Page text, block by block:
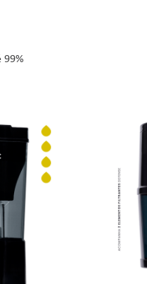
99%